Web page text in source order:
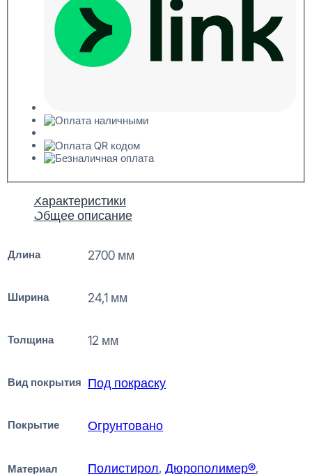
Характеристики
Общее описание
Длина 2700 мм
Ширина 24,1 мм
Толщина 12 мм
Вид покрытия Под покраску
Покрытие Огрунтовано
Материал
Полистирол, Дюрополимер®,